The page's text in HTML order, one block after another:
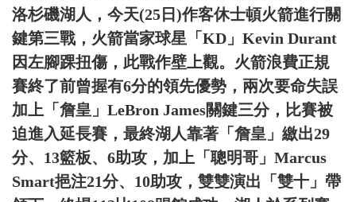
洛杉磯湖人，今天(25日)作客休士頓火箭進行關
鍵第三戰，火箭當家球星「KD」Kevin Durant
因左腳踝扭傷，此戰作壁上觀。火箭浪費正規
賽終了前曾握有6分的領先優勢，兩次要命失誤
加上「詹皇」LeBron James關鍵三分，比賽被
迫進入延長賽，最終湖人靠著「詹皇」繳出29
分、13籃板、6助攻，加上「聰明哥」Marcus
Smart挹注21分、10助攻，雙雙演出「雙十」帶